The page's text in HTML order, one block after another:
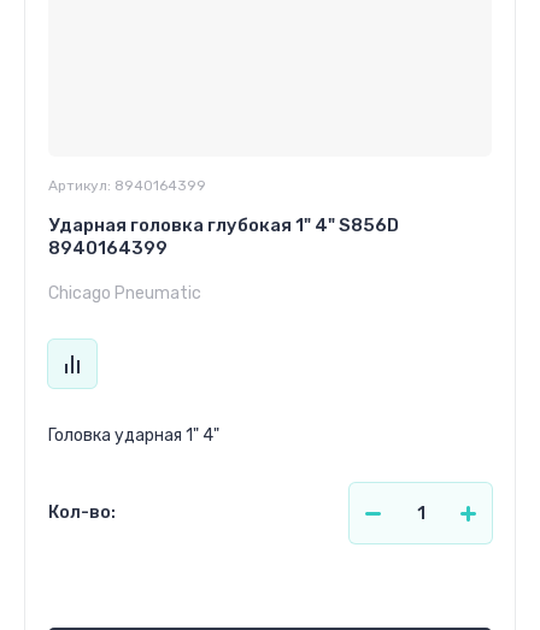
Артикул: 8940164399
Ударная головка глубокая 1" 4" S856D
8940164399
Chicago Pneumatic
Головка ударная 1" 4"
Кол-во: